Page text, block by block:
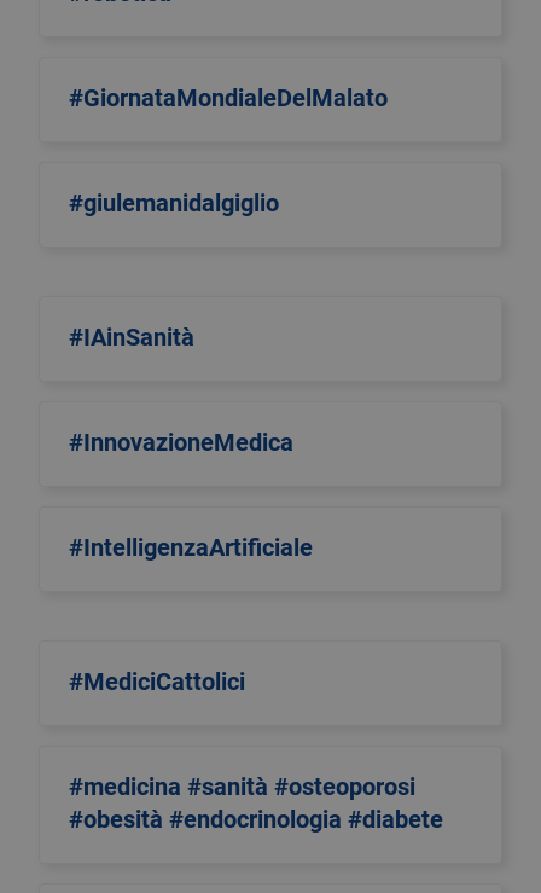
#GiornataMondialeDelMalato
#giulemanidalgiglio
#IAinSanità
#InnovazioneMedica
#IntelligenzaArtificiale
#MediciCattolici
#medicina #sanità #osteoporosi
#obesità #endocrinologia #diabete